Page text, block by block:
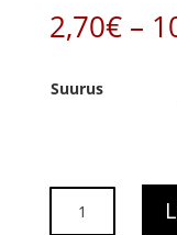
2,70€ –
Suurus
helbed,